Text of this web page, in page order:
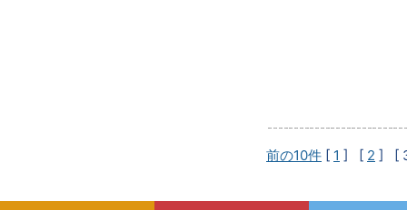
前の10件 [ 1 ] [ 2 ] [